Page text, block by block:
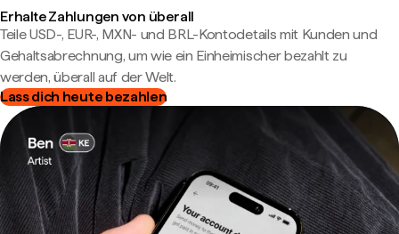
Erhalte Zahlungen von überall
Teile USD-, EUR-, MXN- und BRL-Kontodetails mit Kunden und
Gehaltsabrechnung, um wie ein Einheimischer bezahlt zu
werden, überall auf der Welt.
Lass dich heute bezahlen